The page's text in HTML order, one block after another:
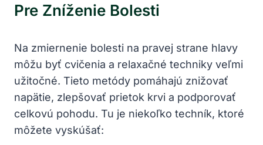
Pre Zníženie Bolesti
Na zmiernenie bolesti na pravej strane hlavy
môžu byť cvičenia a relaxačné techniky veľmi
užitočné. Tieto metódy pomáhajú znižovať
napätie, zlepšovať prietok krvi a podporovať
celkovú pohodu. Tu je niekoľko techník, ktoré
môžete vyskúšať: